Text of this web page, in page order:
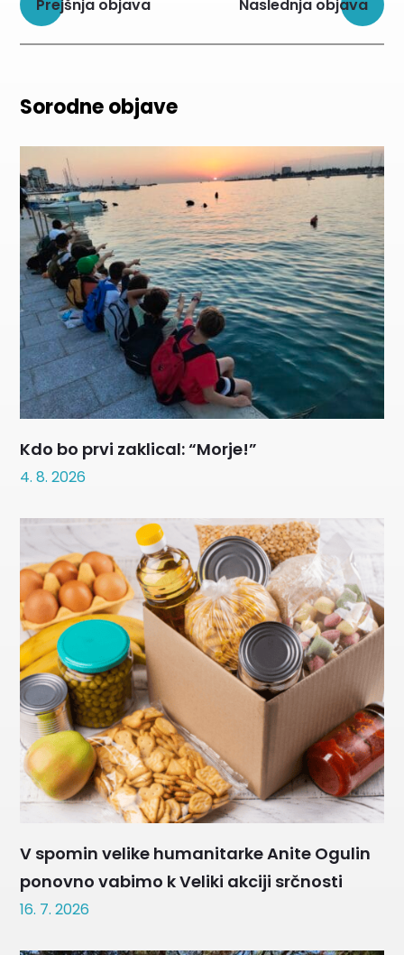
Prejšnja objava Naslednja objava
Sorodne objave
Kdo bo prvi zaklical: “Morje!”
4. 8. 2026
V spomin velike humanitarke Anite Ogulin
ponovno vabimo k Veliki akciji srčnosti
16. 7. 2026